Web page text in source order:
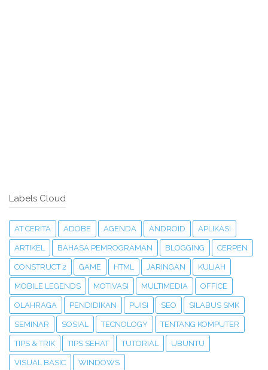
Labels Cloud
AT CERITA ADOBE AGENDA ANDROID APLIKASI
ARTIKEL BAHASA PEMROGRAMAN BLOGGING CERPEN
CONSTRUCT 2 GAME HTML JARINGAN KULIAH
MOBILE LEGENDS MOTIVASI MULTIMEDIA OFFICE
OLAHRAGA PENDIDIKAN PUISI SEO SILABUS SMK
SEMINAR SOSIAL TECNOLOGY TENTANG KOMPUTER
TIPS & TRIK TIPS SEHAT TUTORIAL UBUNTU
VISUAL BASIC WINDOWS